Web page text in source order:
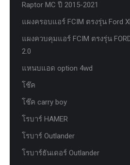
Raptor MC ปี 2015-2021
แผงครอบแอร์ FCIM ตรงรุ่น Ford
แผงควบคุมแอร์ FCIM ตรงรุ่น
2.0
แหนบแอด option 4wd
โช๊ค
โช๊ค carry boy
โรบาร์ HAMER
โรบาร์ Outlander
โรบาร์ธันเดอร์ Outlander